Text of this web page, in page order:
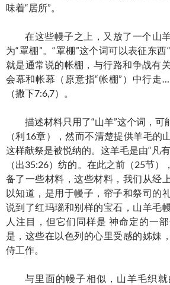
味着“居所”。
在这些幔子之上，又放了一个山
为“罩棚”。“罩棚”这个词可以表征东西
就是通常说的帐棚，与行路和争战有
会幕和帐幕（原意指“帐棚”）中行走
（撒下7:6,7）。
描述材料只用了“山羊”这个词，
（利16章），然而不清楚提供羊毛的
这样献祭是被悦纳的。这羊毛是由“凡
（出35:26）纺的。在此之前（25节
备了一些材料，这些材料，我们从经
以知道，是用于幔子，帘子和祭司的
说到了红玛瑙和别样的宝石，山羊毛
人注目，但它们同样是 神命定的一
是，这些在以色列的心里受感的姊妹
侍工作。
与里面的幔子相似，山羊毛织